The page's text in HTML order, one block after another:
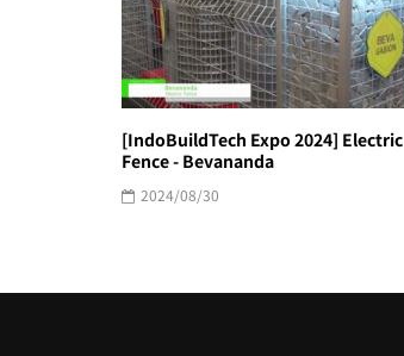
[IndoBuildTech Expo 2024] Electric
Fence - Bevananda
2024/08/30